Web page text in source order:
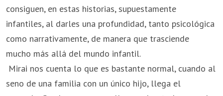
consiguen, en estas historias, supuestamente
infantiles, al darles una profundidad, tanto psicológica
como narrativamente, de manera que trasciende
mucho más allá del mundo infantil.
Mirai nos cuenta lo que es bastante normal, cuando al
seno de una familia con un único hijo, llega el